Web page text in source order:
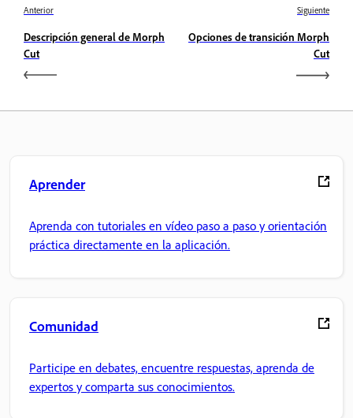
Anterior
Descripción general de Morph
Cut
Siguiente
Opciones de transición Morph
Cut
Aprender
Aprenda con tutoriales en vídeo paso a paso y orientación
práctica directamente en la aplicación.
Comunidad
Participe en debates, encuentre respuestas, aprenda de
expertos y comparta sus conocimientos.